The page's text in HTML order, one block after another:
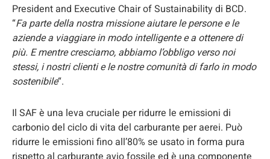
President and Executive Chair of Sustainability di BCD.
“Fa parte della nostra missione aiutare le persone e le
aziende a viaggiare in modo intelligente e a ottenere di
più. E mentre cresciamo, abbiamo l’obbligo verso noi
stessi, i nostri clienti e le nostre comunità di farlo in modo
sostenibile“.
Il SAF è una leva cruciale per ridurre le emissioni di
carbonio del ciclo di vita del carburante per aerei. Può
ridurre le emissioni fino all’80% se usato in forma pura